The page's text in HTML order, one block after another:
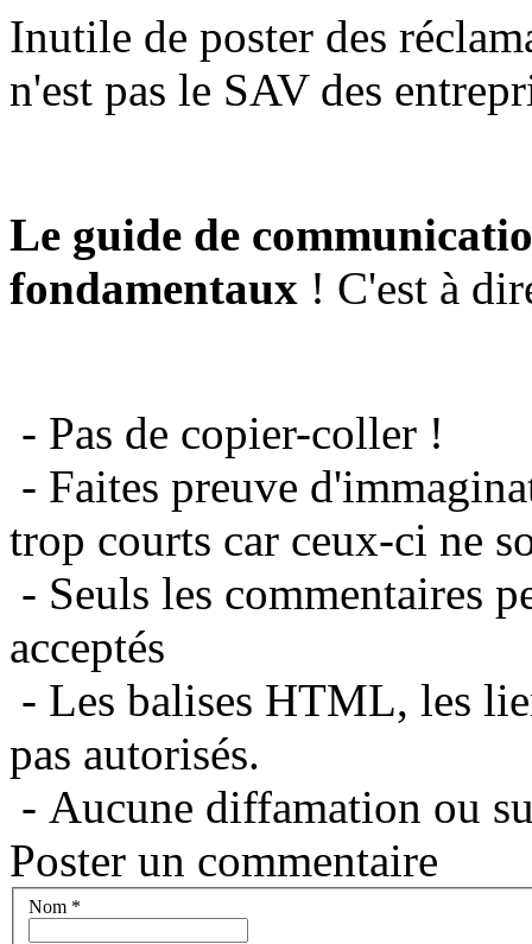
Inutile de poster des
n'est pas le SAV des
Le guide de
fondamentaux ! C'est à
- Pas de copier-coller !
- Faites preuve
trop courts car ceux-ci ne
- Seuls les commentaires
acceptés
- Les balises HTML, les
pas autorisés.
- Aucune diffamation ou
Poster un commentaire
Nom *